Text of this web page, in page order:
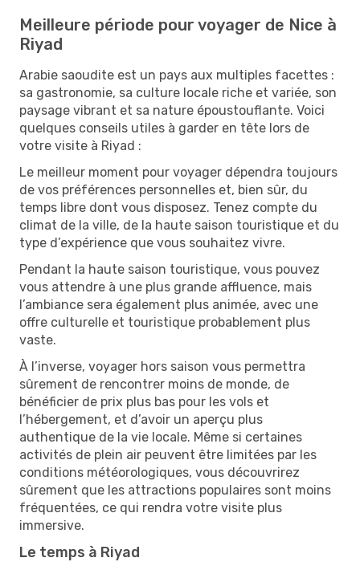
Meilleure période pour voyager de Nice à
Riyad
Arabie saoudite est un pays aux multiples facettes :
sa gastronomie, sa culture locale riche et variée, son
paysage vibrant et sa nature époustouflante. Voici
quelques conseils utiles à garder en tête lors de
votre visite à Riyad :
Le meilleur moment pour voyager dépendra toujours
de vos préférences personnelles et, bien sûr, du
temps libre dont vous disposez. Tenez compte du
climat de la ville, de la haute saison touristique et du
type d’expérience que vous souhaitez vivre.
Pendant la haute saison touristique, vous pouvez
vous attendre à une plus grande affluence, mais
l’ambiance sera également plus animée, avec une
offre culturelle et touristique probablement plus
vaste.
À l’inverse, voyager hors saison vous permettra
sûrement de rencontrer moins de monde, de
bénéficier de prix plus bas pour les vols et
l’hébergement, et d’avoir un aperçu plus
authentique de la vie locale. Même si certaines
activités de plein air peuvent être limitées par les
conditions météorologiques, vous découvrirez
sûrement que les attractions populaires sont moins
fréquentées, ce qui rendra votre visite plus
immersive.
Le temps à Riyad